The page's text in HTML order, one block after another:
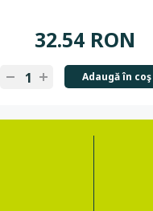
32.54 RON
Adaugă în coş